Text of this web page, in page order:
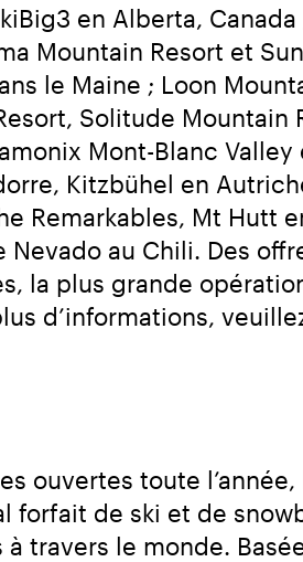
en Alberta, Canada
Mountain Resort et
le Maine ; Loon
Solitude Mountain
Mont-Blanc Valley
Kitzbühel en
Remarkables, Mt Hutt
Nevado au Chili. Des
la plus grande
d’informations,
ouvertes toute l’année,
forfait de ski et de
travers le monde.